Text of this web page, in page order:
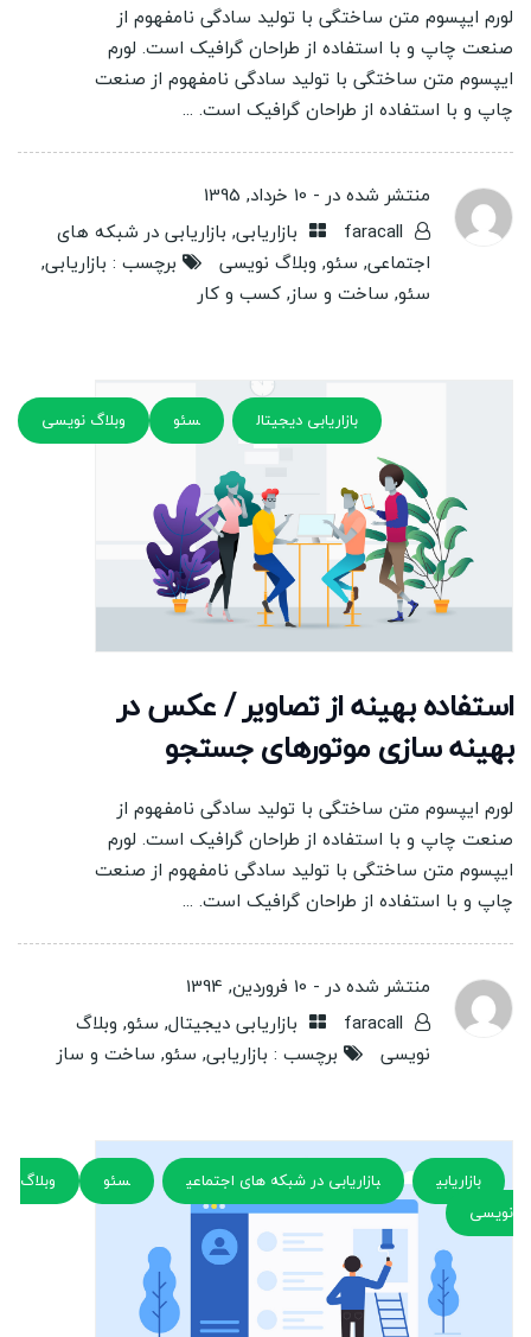
لورم ایپسوم متن ساختگی با تولید سادگی نامفهوم از
صنعت چاپ و با استفاده از طراحان گرافیک است. لورم
ایپسوم متن ساختگی با تولید سادگی نامفهوم از صنعت
چاپ و با استفاده از طراحان گرافیک است. ...
منتشر شده در - 10 خرداد, 1395
faracall
بازاریابی, بازاریابی در شبکه های
اجتماعی, سئو, وبلاگ نویسی برچسب : بازاریابی,
سئو, ساخت و ساز,کسب و کار
بازاریابی دیجیتال سئو وبلاگ نویسی
استفاده بهینه از تصاویر / عکس در
بهینه سازی موتورهای جستجو
لورم ایپسوم متن ساختگی با تولید سادگی نامفهوم از
صنعت چاپ و با استفاده از طراحان گرافیک است. لورم
ایپسوم متن ساختگی با تولید سادگی نامفهوم از صنعت
چاپ و با استفاده از طراحان گرافیک است. ...
منتشر شده در - 10 فروردین, 1394
faracall
بازاریابی دیجیتال, سئو, وبلاگ
نویسی
برچسب : بازاریابی, سئو, ساخت و ساز
بازاریابی بازاریابی در شبکه های اجتماعی سئو
وبلاگ
نویسی